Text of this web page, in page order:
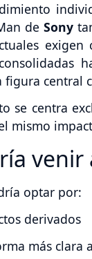
de Sony
figura central
se centra
mismo
venir
optar por:
derivados
más clara a